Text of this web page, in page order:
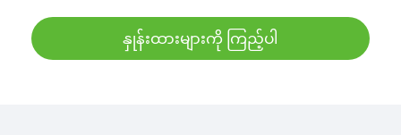
နှုန်းထားများကို ကြည့်ပါ